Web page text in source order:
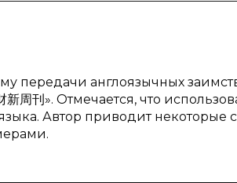
передачи англоязычных
周刊». Отмечается, что
Автор приводит